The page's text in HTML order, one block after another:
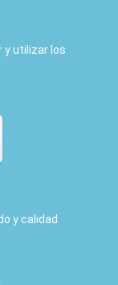
y utilizar los
y calidad